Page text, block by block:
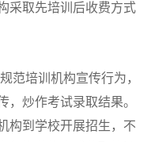
采取先培训后收费方式
范培训机构宣传行为，
，炒作考试录取结果。
构到学校开展招生，不